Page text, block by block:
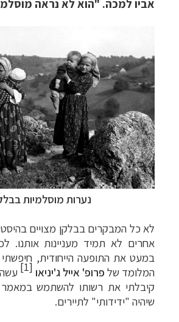
אביו למכה. "הוא לא נראה
נערות מוסלמיות
לא כל המבקרים בבלקן מצויים
אחרים לא תמיד מעניינות אותנו.
במעט את התופעה הייחודית,
המלומד של פרופ' אייל ג'יניאו [1]
עשה
קיבלתי את רשותו להשתמש במאמר
שיהיה "ידידותי" לתיירים.